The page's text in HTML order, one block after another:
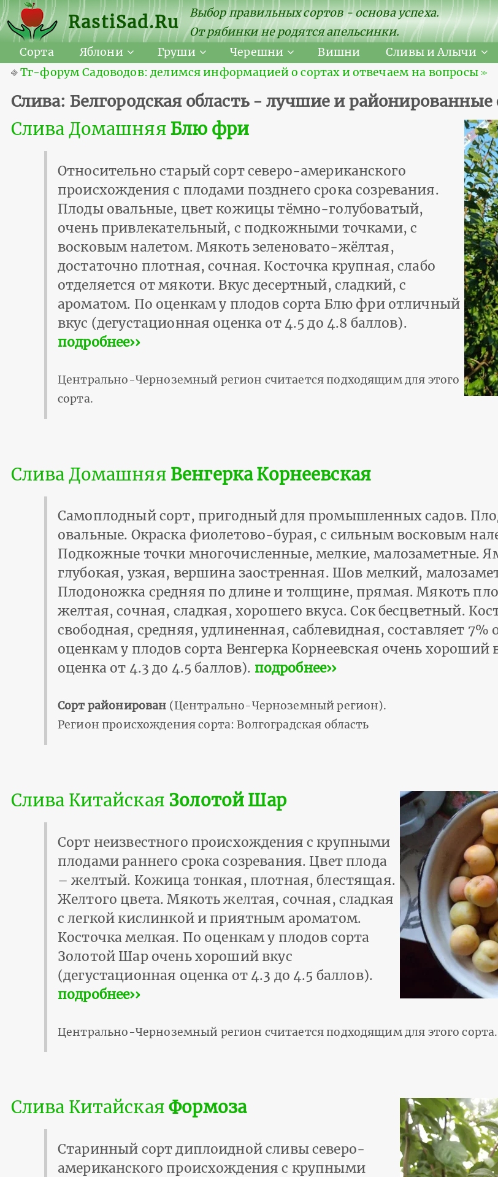
RastiSad.Ru
Выбор правильных сортов - основа успеха.
От рябинки не родятся апельсинки.
Сорта
Яблони Груши Черешни Вишни Сливы и Алычи
⎆Тг-форум Садоводов: делимся информацией о сортах и отвечаем на вопросы ≫
Слива: Белгородская область - лучшие и районированные
Слива Домашняя Блю фри
Относительно старый сорт северо-американского
происхождения с плодами позднего срока созревания.
Плоды овальные, цвет кожицы тёмно-голубоватый,
очень привлекательный, с подкожными точками, с
восковым налетом. Мякоть зеленовато-жёлтая,
достаточно плотная, сочная. Косточка крупная, слабо
отделяется от мякоти. Вкус десертный, сладкий, с
ароматом. По оценкам у плодов сорта Блю фри отличный
вкус (дегустационная оценка от 4.5 до 4.8 баллов).
подробнее››
Центрально-Черноземный регион считается подходящим для этого
сорта.
Слива Домашняя Венгерка Корнеевская
Самоплодный сорт, пригодный для промышленных садов.
овальные. Окраска фиолетово-бурая, с сильным восковым
Подкожные точки многочисленные, мелкие, малозаметные.
глубокая, узкая, вершина заостренная. Шов мелкий,
Плодоножка средняя по длине и толщине, прямая. Мякоть
желтая, сочная, сладкая, хорошего вкуса. Сок бесцветный.
свободная, средняя, удлиненная, саблевидная, составляет
оценкам у плодов сорта Венгерка Корнеевская очень хороший
оценка от 4.3 до 4.5 баллов). подробнее››
Сорт районирован (Центрально-Черноземный регион).
Регион происхождения сорта: Волгоградская область
Слива Китайская Золотой Шар
Сорт неизвестного происхождения с крупными
плодами раннего срока созревания. Цвет плода
– желтый. Кожица тонкая, плотная, блестящая.
Желтого цвета. Мякоть желтая, сочная, сладкая
с легкой кислинкой и приятным ароматом.
Косточка мелкая. По оценкам у плодов сорта
Золотой Шар очень хороший вкус
(дегустационная оценка от 4.3 до 4.5 баллов).
подробнее››
Центрально-Черноземный регион считается подходящим для этого сорта.
Слива КитайскаяФормоза
Старинный сорт диплоидной сливы северо-
американского происхождения с крупными